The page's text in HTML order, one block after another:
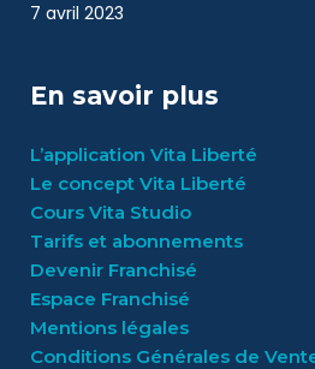
7 avril 2023
En savoir plus
L’application Vita Liberté
Le concept Vita Liberté
Cours Vita Studio
Tarifs et abonnements
Devenir Franchisé
Espace Franchisé
Mentions légales
Conditions Générales de